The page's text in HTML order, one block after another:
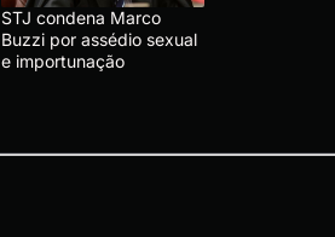
STJ condena Marco
Buzzi por assédio sexual
e importunação